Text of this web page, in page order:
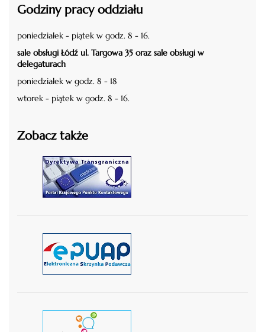
Godziny pracy oddziału
poniedziałek - piątek w godz. 8 - 16.
sale obsługi Łódź ul. Targowa 35 oraz sale obsługi w
delegaturach
poniedziałek w godz. 8 - 18
wtorek - piątek w godz. 8 - 16.
Zobacz także
czytaj więcej
czytaj więcej